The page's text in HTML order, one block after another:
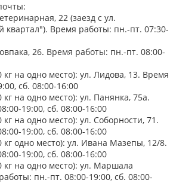
22 (заезд с ул.
квартал"). Время работы: пн.-пт. 07:30-
26. Время работы: пн.-пт. 08:00-
на одно место): ул. Лидова, 13. Время
сб. 08:00-16:00
на одно место): ул. Панянка, 75а.
19:00, сб. 08:00-16:00
на одно место): ул. Соборности, 71.
19:00, сб. 08:00-16:00
одно место): ул. Ивана Мазепы, 12/8.
19:00, сб. 08:00-16:00
на одно место): ул. Маршала
пн.-пт. 08:00-19:00, сб. 08:00-